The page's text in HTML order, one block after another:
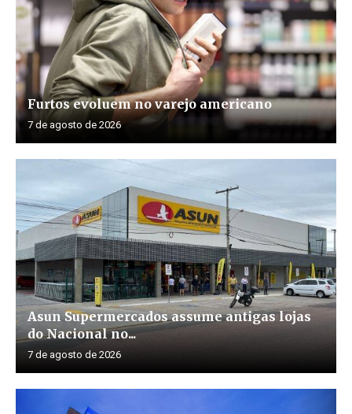
Furtos evoluem no varejo americano
7 de agosto de 2026
Asun Supermercados assume antigas lojas
do Nacional no...
7 de agosto de 2026